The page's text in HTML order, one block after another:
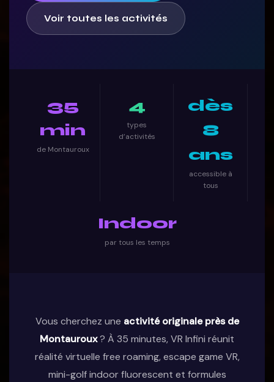
Voir toutes les activités
35
min
de Montauroux
4
types
d’activités
dès
8
ans
accessible à
tous
Indoor
par tous les temps
Vous cherchez une activité originale près de
Montauroux? À 35 minutes, VR Infini réunit
réalité virtuelle free roaming, escape game VR,
mini-golf indoor fluorescent et formules